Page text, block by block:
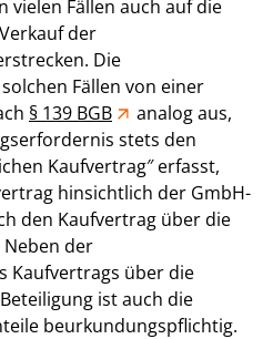
vielen Fällen auch auf die
der
Die
Fällen von einer
§ 139 BGB
analog aus,
stets den
Kaufvertrag″ erfasst,
hinsichtlich der GmbH-
den Kaufvertrag über die
Neben der
Kaufvertrags über die
ist auch die
beurkundungspflichtig.